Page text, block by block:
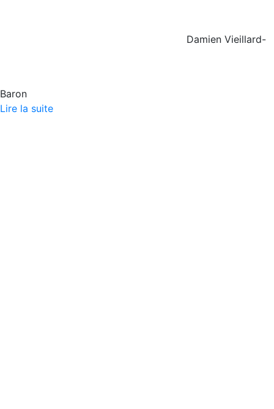
Damien Vieillard-
Baron
Lire la suite